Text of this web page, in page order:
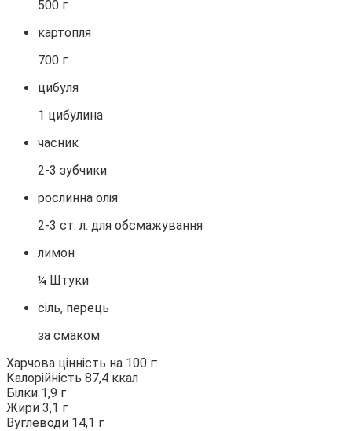
500 г
картопля
700 г
цибуля
1 цибулина
часник
2-3 зубчики
рослинна олія
2-3 ст. л. для обсмажування
лимон
¼ Штуки
сіль, перець
за смаком
Харчова цінність на 100 г:
Калорійність 87,4 ккал
Білки 1,9 г
Жири 3,1 г
Вуглеводи 14,1 г